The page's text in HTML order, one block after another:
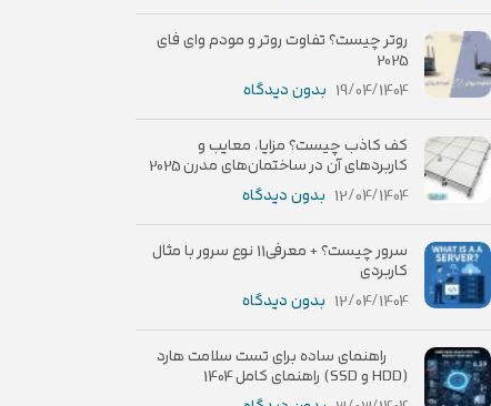
روتر چیست؟ تفاوت روتر و مودم وای فای
2025
19/04/1404 بدون دیدگاه
کف کاذب چیست؟ مزایا، معایب و
کاربردهای آن در ساختمان‌های مدرن 2025
12/04/1404 بدون دیدگاه
سرور چیست؟ + معرفی11 نوع سرور با مثال
کاربردی
12/04/1404 بدون دیدگاه
راهنمای ساده برای تست سلامت هارد
(HDD و SSD) راهنمای کامل 1404